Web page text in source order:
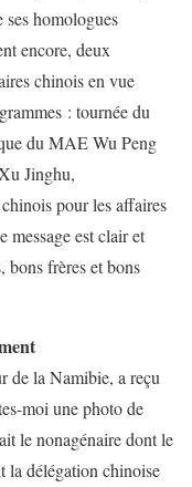
homologues
encore, deux
chinois en vue
: tournée du
du MAE Wu Peng
Jinghu,
pour les affaires
message est clair et
bons frères et bons
de la Namibie, a reçu
moi une photo de
le nonagénaire dont le
la délégation chinoise